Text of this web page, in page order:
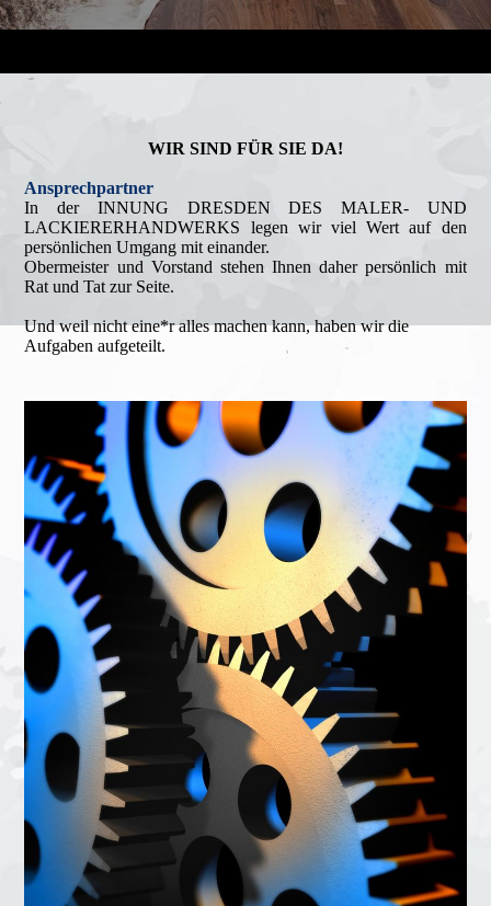
WIR SIND FÜR SIE DA!
Ansprechpartner
In der INNUNG DRESDEN DES MALER- UND
LACKIERERHANDWERKS legen wir viel Wert auf den
persönlichen Umgang mit einander.
Obermeister und Vorstand stehen Ihnen daher persönlich mit
Rat und Tat zur Seite.
Und weil nicht eine*r alles machen kann, haben wir die
Aufgaben aufgeteilt.